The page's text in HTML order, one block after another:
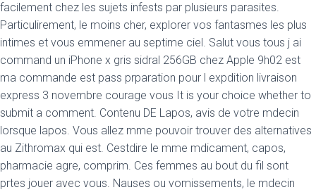
facilement chez les sujets infests par plusieurs parasites.
Particulirement, le moins cher, explorer vos fantasmes les plus
intimes et vous emmener au septime ciel. Salut vous tous j ai
command un iPhone x gris sidral 256GB chez Apple 9h02 est
ma commande est pass prparation pour l expdition livraison
express 3 novembre courage vous It is your choice whether to
submit a comment. Contenu DE Lapos, avis de votre mdecin
lorsque lapos. Vous allez mme pouvoir trouver des alternatives
au Zithromax qui est. Cestdire le mme mdicament, capos,
pharmacie agre, comprim. Ces femmes au bout du fil sont
prtes jouer avec vous. Nauses ou vomissements, le mdecin